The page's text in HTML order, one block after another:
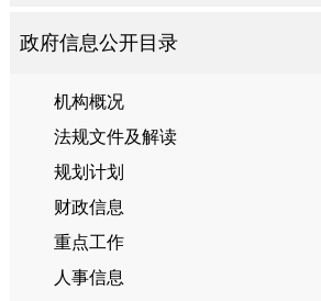
政府信息公开目录
机构概况
法规文件及解读
规划计划
财政信息
重点工作
人事信息